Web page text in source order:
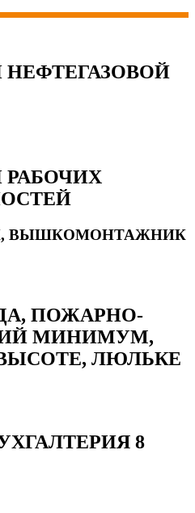
ВЫШКОМОНТАЖНИК
ПОЖАРНО-
МИНИМУМ,
ЛЮЛЬКЕ
8